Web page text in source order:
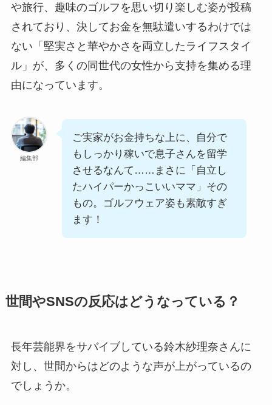
や旅行、趣味のゴルフを思い切り楽しむ姿が投稿
されており、決してお金を無駄遣いするわけでは
ない「堅実さと華やかさを両立したライフスタイ
ル」が、多くの同世代の女性から支持を集める理
由になっています。
編集部
ご実家がお金持ちな上に、自分で
もしっかり稼いで息子さんを留学
させるなんて……まさに「自立し
たハイパーかっこいいママ」その
もの。ゴルフウェア姿も素敵すぎ
ます！
世間やSNSの反応はどうなっている？
長年芸能界をサバイブしている鈴木紗理奈さんに
対し、世間からはどのような声が上がっているの
でしょうか。